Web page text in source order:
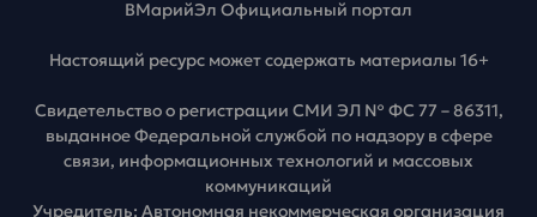
ВМарийЭл Официальный портал
Настоящий ресурс может содержать материалы 16+
Свидетельство о регистрации СМИ ЭЛ № ФС 77 – 86311,
выданное Федеральной службой по надзору в сфере
связи, информационных технологий и массовых
коммуникаций
Учредитель: Автономная некоммерческая организация